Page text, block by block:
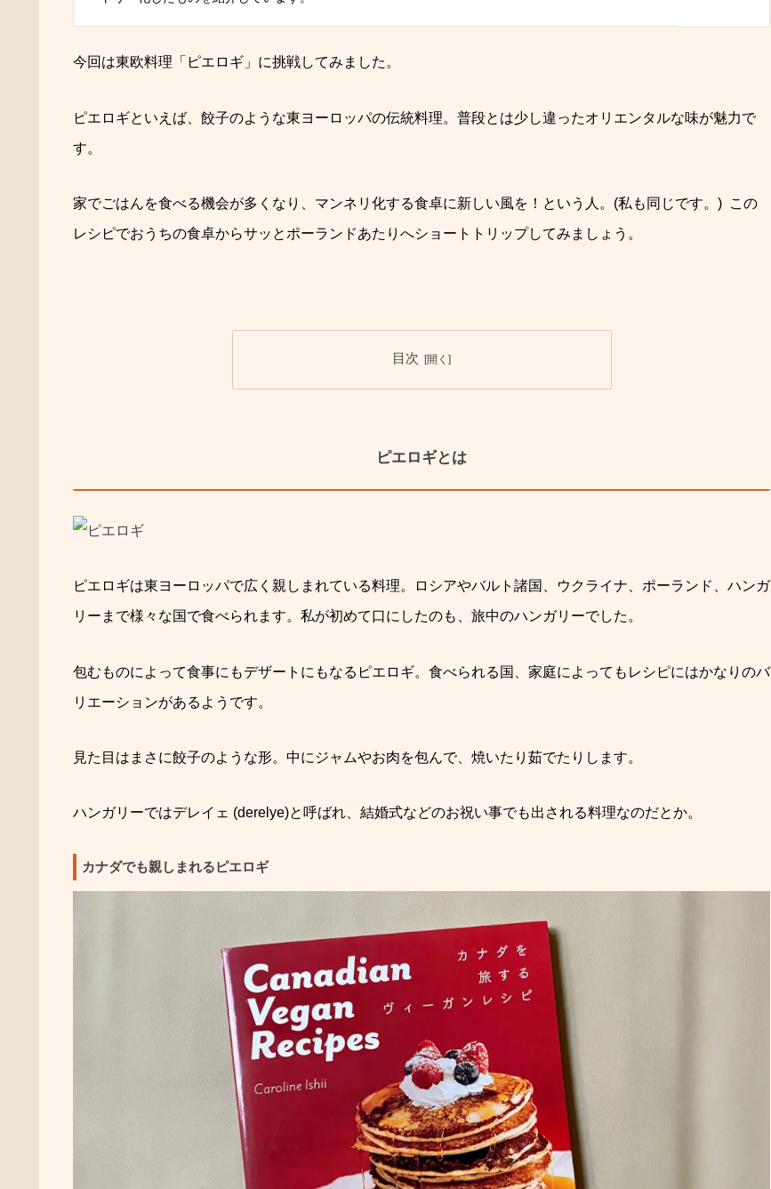
今回は東欧料理「ピエロギ」に挑戦してみました。
ピエロギといえば、餃子のような東ヨーロッパの伝統料理。普段とは少し違ったオリエンタルな味が魅力で
す。
家でごはんを食べる機会が多くなり、マンネリ化する食卓に新しい風を！という人。(私も同じです。) この
レシピでおうちの食卓からサッとポーランドあたりへショートトリップしてみましょう。
目次
ピエロギとは
ピエロギは東ヨーロッパで広く親しまれている料理。ロシアやバルト諸国、ウクライナ、ポーランド、ハンガ
リーまで様々な国で食べられます。私が初めて口にしたのも、旅中のハンガリーでした。
包むものによって食事にもデザートにもなるピエロギ。食べられる国、家庭によってもレシピにはかなりのバ
リエーションがあるようです。
見た目はまさに餃子のような形。中にジャムやお肉を包んで、焼いたり茹でたりします。
ハンガリーではデレイェ (derelye)と呼ばれ、結婚式などのお祝い事でも出される料理なのだとか。
カナダでも親しまれるピエロギ